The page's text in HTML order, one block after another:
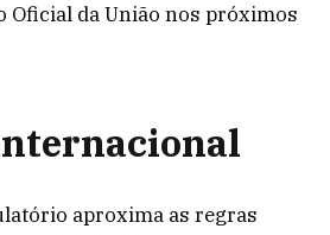
Oficial da União nos próximos
aproxima as regras